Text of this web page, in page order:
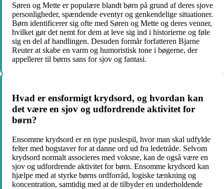
Søren og Mette er populære blandt børn på grund af deres sjove
personligheder, spændende eventyr og genkendelige situationer.
Børn identificerer sig ofte med Søren og Mette og deres venner,
hvilket gør det nemt for dem at leve sig ind i historierne og føle
sig en del af handlingen. Desuden formår forfatteren Bjarne
Reuter at skabe en varm og humoristisk tone i bøgerne, der
appellerer til børns sans for sjov og fantasi.
Hvad er ensformigt krydsord, og hvordan kan
det være en sjov og udfordrende aktivitet for
børn?
Ensomme krydsord er en type puslespil, hvor man skal udfylde
felter med bogstaver for at danne ord ud fra ledetråde. Selvom
krydsord normalt associeres med voksne, kan de også være en
sjov og udfordrende aktivitet for børn. Ensomme krydsord kan
hjælpe med at styrke børns ordforråd, logiske tænkning og
koncentration, samtidig med at de tilbyder en underholdende